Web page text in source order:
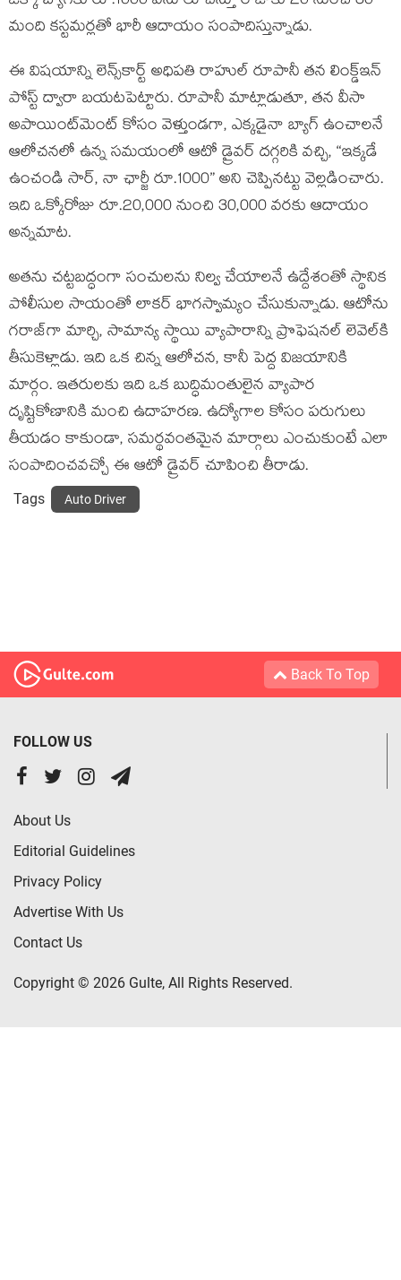
మంది కస్టమర్లతో భారీ ఆదాయం సంపాదిస్తున్నాడు.
ఈ విషయాన్ని లెన్స్‌కార్ట్ అధిపతి రాహుల్ రూపానీ తన లింక్డ్ఇన్‌
పోస్ట్‌ ద్వారా బయటపెట్టారు. రూపానీ మాట్లాడుతూ, తన వీసా
అపాయింట్‌మెంట్ కోసం వెళ్తుండగా, ఎక్కడైనా బ్యాగ్ ఉంచాలనే
ఆలోచనలో ఉన్న సమయంలో ఆటో డ్రైవర్ దగ్గరికి వచ్చి, “ఇక్కడే
ఉంచండి సార్, నా ఛార్జీ రూ.1000” అని చెప్పినట్టు వెల్లడించారు.
ఇది ఒక్కోరోజు రూ.20,000 నుంచి 30,000 వరకు ఆదాయం
అన్నమాట.
అతను చట్టబద్ధంగా సంచులను నిల్వ చేయాలనే ఉద్దేశంతో స్థానిక
పోలీసుల సాయంతో లాకర్ భాగస్వామ్యం చేసుకున్నాడు. ఆటోను
గరాజ్‌గా మార్చి, సామాన్య స్థాయి వ్యాపారాన్ని ప్రొఫెషనల్ లెవెల్‌కి
తీసుకెళ్లాడు. ఇది ఒక చిన్న ఆలోచన, కానీ పెద్ద విజయానికి
మార్గం. ఇతరులకు ఇది ఒక బుద్ధిమంతులైన వ్యాపార
దృష్టికోణానికి మంచి ఉదాహరణ. ఉద్యోగాల కోసం పరుగులు
తీయడం కాకుండా, సమర్థవంతమైన మార్గాలు ఎంచుకుంటే ఎలా
సంపాదించవచ్చో ఈ ఆటో డ్రైవర్ చూపించి తీరాడు.
Tags Auto Driver
Back To Top
FOLLOW US
About Us
Editorial Guidelines
Privacy Policy
Advertise With Us
Contact Us
Copyright © 2026 Gulte, All Rights Reserved.